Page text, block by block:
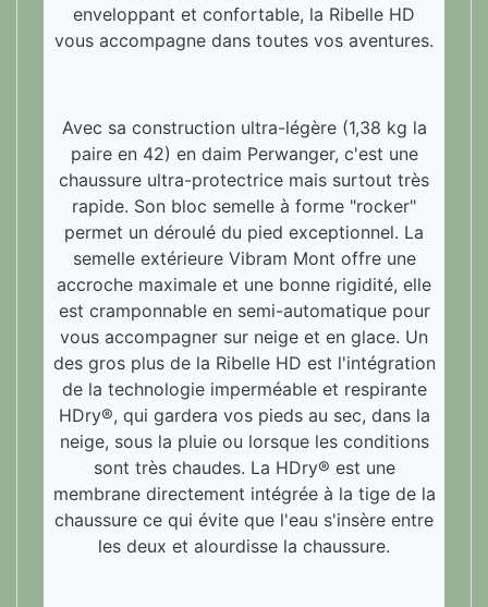
enveloppant et confortable, la Ribelle HD
vous accompagne dans toutes vos aventures.
Avec sa construction ultra-légère (1,38 kg la
paire en 42) en daim Perwanger, c'est une
chaussure ultra-protectrice mais surtout très
rapide. Son bloc semelle à forme "rocker"
permet un déroulé du pied exceptionnel. La
semelle extérieure Vibram Mont offre une
accroche maximale et une bonne rigidité, elle
est cramponnable en semi-automatique pour
vous accompagner sur neige et en glace. Un
des gros plus de la Ribelle HD est l'intégration
de la technologie imperméable et respirante
HDry®, qui gardera vos pieds au sec, dans la
neige, sous la pluie ou lorsque les conditions
sont très chaudes. La HDry® est une
membrane directement intégrée à la tige de la
chaussure ce qui évite que l'eau s'insère entre
les deux et alourdisse la chaussure.